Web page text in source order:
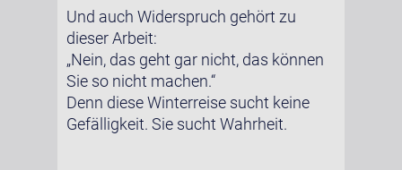
Und auch Widerspruch gehört zu
dieser Arbeit:
„Nein, das geht gar nicht, das können
Sie so nicht machen.“
Denn diese Winterreise sucht keine
Gefälligkeit. Sie sucht Wahrheit.